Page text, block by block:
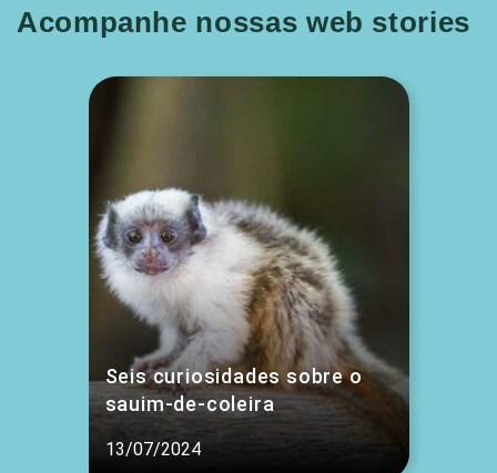
Acompanhe nossas web stories
Seis curiosidades sobre o
sauim-de-coleira
13/07/2024